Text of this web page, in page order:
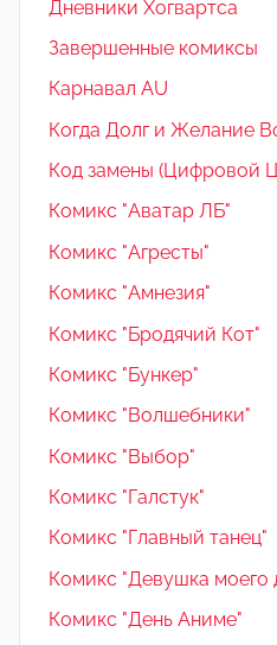
Дневники Хогвартса
Завершенные комиксы
Карнавал AU
Когда Долг и Желание
Код замены (Цифровой
Комикс "Аватар ЛБ"
Комикс "Агресты"
Комикс "Амнезия"
Комикс "Бродячий Кот"
Комикс "Бункер"
Комикс "Волшебники"
Комикс "Выбор"
Комикс "Галстук"
Комикс "Главный танец"
Комикс "Девушка моего
Комикс "День Аниме"